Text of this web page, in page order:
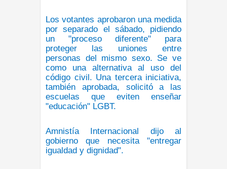
Los votantes aprobaron una medida
por separado el sábado, pidiendo
un "proceso diferente" para
proteger las uniones entre
personas del mismo sexo. Se ve
como una alternativa al uso del
código civil. Una tercera iniciativa,
también aprobada, solicitó a las
escuelas que eviten enseñar
"educación" LGBT.
Amnistía Internacional dijo al
gobierno que necesita "entregar
igualdad y dignidad".